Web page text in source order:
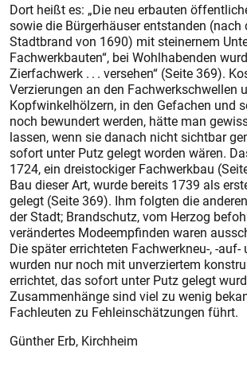
Dort heißt es: „Die neu erbauten
sowie die Bürgerhäuser entstanden (nach
Stadtbrand von 1690) mit steinernem
Fachwerkbauten“, bei Wohlhabenden
Zierfachwerk . . . versehen“ (Seite 369).
Verzierungen an den Fachwerkschwellen
Kopfwinkelhölzern, in den Gefachen und
noch bewundert werden, hätte man
lassen, wenn sie danach nicht sichtbar
sofort unter Putz gelegt worden wären.
1724, ein dreistockiger Fachwerkbau
Bau dieser Art, wurde bereits 1739 als
gelegt (Seite 369). Ihm folgten die
der Stadt; Brandschutz, vom Herzog
verändertes Modeempfinden waren
Die später errichteten Fachwerk­neu-, -auf-
wurden nur noch mit unverziertem
errichtet, das sofort unter Putz gelegt
Zusammenhänge sind viel zu wenig
Fachleuten zu Fehleinschätzungen führt.
Günther Erb, Kirchheim